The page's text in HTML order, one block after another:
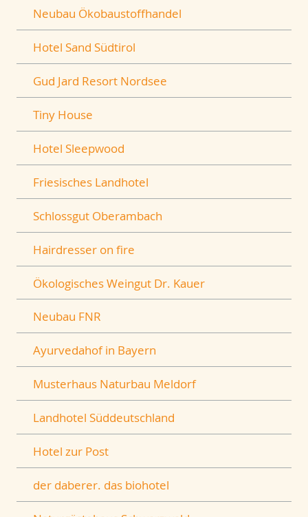
Neubau Ökobaustoffhandel
Hotel Sand Südtirol
Gud Jard Resort Nordsee
Tiny House
Hotel Sleepwood
Friesisches Landhotel
Schlossgut Oberambach
Hairdresser on fire
Ökologisches Weingut Dr. Kauer
Neubau FNR
Ayurvedahof in Bayern
Musterhaus Naturbau Meldorf
Landhotel Süddeutschland
Hotel zur Post
der daberer. das biohotel